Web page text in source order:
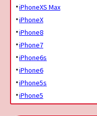
iPhoneXS Max
iPhoneX
iPhone8
iPhone7
iPhone6s
iPhone6
iPhone5s
iPhone5